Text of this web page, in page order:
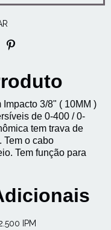
3/8" ( 10MM )
de 0-400 / 0-
tem trava de
Tem o cabo
Tem função para
IPM